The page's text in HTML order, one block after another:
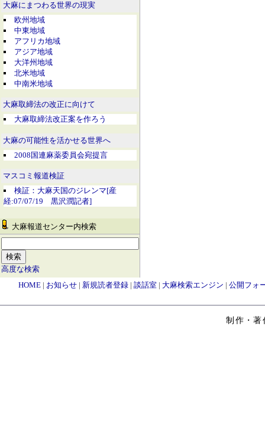
大麻にまつわる世界の現実
欧州地域
中東地域
アフリカ地域
アジア地域
大洋州地域
北米地域
中南米地域
大麻取締法の改正に向けて
大麻取締法改正案を作ろう
大麻の可能性を活かせる世界へ
2008国連麻薬委員会宛提言
マスコミ報道検証
検証：大麻天国のジレンマ[産
経:07/07/19 黒沢潤記者]
大麻報道センター内検索
高度な検索
HOME | お知らせ | 新規読者登録 | 談話室 | 大麻検索エンジン | 公開フォ
制作・